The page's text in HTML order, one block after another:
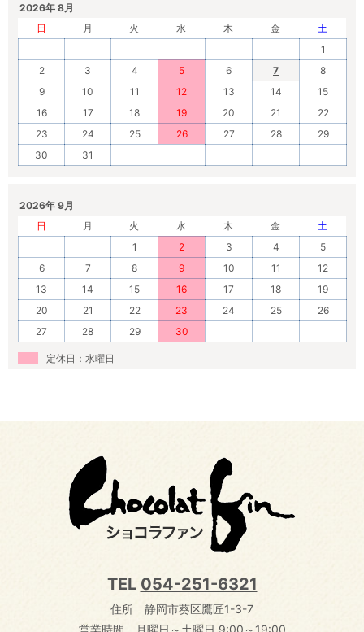
2026年 8月
日
月 火 水 木 金
土
1
2
3 4 5 6 7
8
9
10 11 12 13 14
15
16
17 18 19 20 21
22
23
24 25 26 27 28
29
30
31
2026年 9月
日
月 火 水 木 金
土
1
2 3 4
5
6
7 8 9 10 11
12
13
14 15 16 17 18
19
20
21 22 23 24 25
26
27
28 29 30
定休日：水曜日
TEL 054-251-6321
住所 静岡市葵区鷹匠1-3-7
営業時間 月曜日～土曜日 9:00～19:00